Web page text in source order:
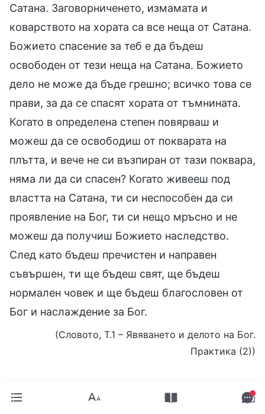
Сатана. Заговорниченето, измамата и
коварството на хората са все неща от Сатана.
Божието спасение за теб е да бъдеш
освободен от тези неща на Сатана. Божието
дело не може да бъде грешно; всичко това се
прави, за да се спасят хората от тъмнината.
Когато в определена степен повярваш и
можеш да се освободиш от покварата на
плътта, и вече не си възпиран от тази поквара,
няма ли да си спасен? Когато живееш под
властта на Сатана, ти си неспособен да си
проявление на Бог, ти си нещо мръсно и не
можеш да получиш Божието наследство.
След като бъдеш пречистен и направен
съвършен, ти ще бъдеш свят, ще бъдеш
нормален човек и ще бъдеш благословен от
Бог и наслаждение за Бог.
(Словото, Т.1 – Явяването и делото на Бог.
Практика (2))
494. Целият живот на хората преминава под